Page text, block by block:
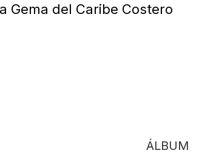
Gema del Caribe Costero
ÁLBUM